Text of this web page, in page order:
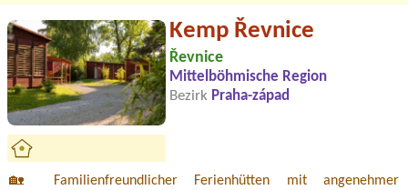
Kemp Řevnice
Řevnice
Mittelböhmische Region
Bezirk Praha-západ
🏡 Familienfreundlicher Ferienhütten mit angenehmer